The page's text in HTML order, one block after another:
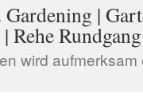
wird aufmerksam